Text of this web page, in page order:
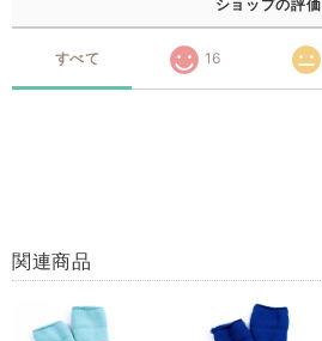
ショップの評価
すべて 16
関連商品